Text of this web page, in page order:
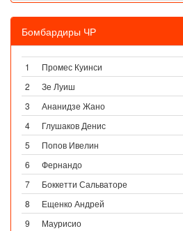
Бомбардиры ЧР
1 Промес Куинси
2
Зе Луиш
3
Ананидзе Жано
4
Глушаков Денис
5
Попов Ивелин
6
Фернандо
7
Боккетти Сальваторе
8
Ещенко Андрей
9
Маурисио